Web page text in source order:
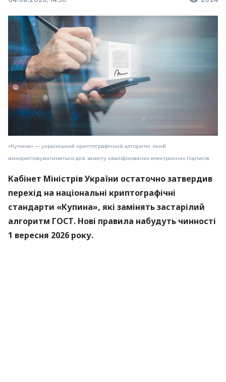
«Купина» — український криптографічний алгоритм, який
використовуватиметься для захисту кваліфікованих електронних підписів
Кабінет Міністрів України остаточно затвердив
перехід на національні криптографічні
стандарти «Купина», які замінять застарілий
алгоритм ГОСТ. Нові правила набудуть чинності
1 вересня 2026 року.